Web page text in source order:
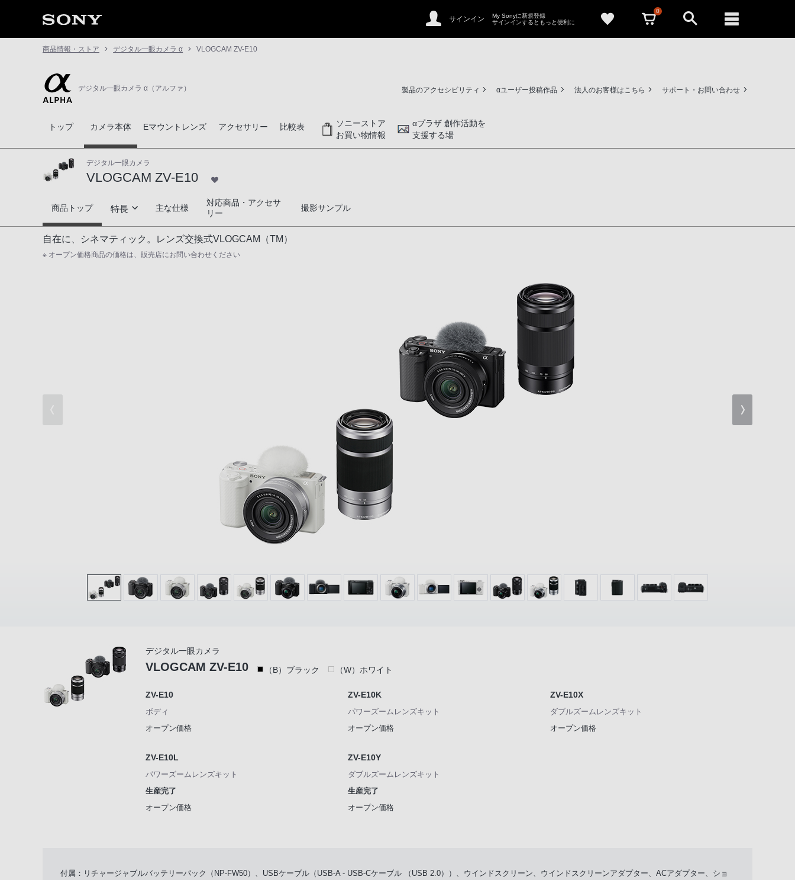
サインイン
My Sonyに新規登録
サインインするともっと便利に
0
商品情報・ストア デジタル一眼カメラ α VLOGCAM ZV-E10
デジタル一眼カメラ α（アルファ） 製品のアクセシビリティ αユーザー投稿作品 法人のお客様はこちら サポート・お問い合わせ
トップ カメラ本体 Eマウントレンズ アクセサリー 比較表
ソニーストア
お買い物情報
αプラザ 創作活動を
支援する場
デジタル一眼カメラ
VLOGCAM ZV-E10
VLOGCAM ZV-E10
商品トップ 特長
Vlogがより魅力的になる映像機能
主な仕様
対応商品・アクセサ
リー
撮影サンプル
自在に、シネマティック。レンズ交換式VLOGCAM（TM）
※ オープン価格商品の価格は、販売店にお問い合わせください
デジタル一眼カメラ
VLOGCAM ZV-E10 （B）ブラック （W）ホワイト
ZV-E10
ボディ
オープン価格
ZV-E10K
パワーズームレンズキット
オープン価格
ZV-E10X
ダブルズームレンズキット
オープン価格
ZV-E10L
パワーズームレンズキット
生産完了
オープン価格
ZV-E10Y
ダブルズームレンズキット
生産完了
オープン価格
付属：リチャージャブルバッテリーパック（NP-FW50）、USBケーブル（USB-A - USB-Cケーブル （USB 2.0））、ウインドスクリーン、ウインドスクリーンアダプター、ACアダプター、ショ